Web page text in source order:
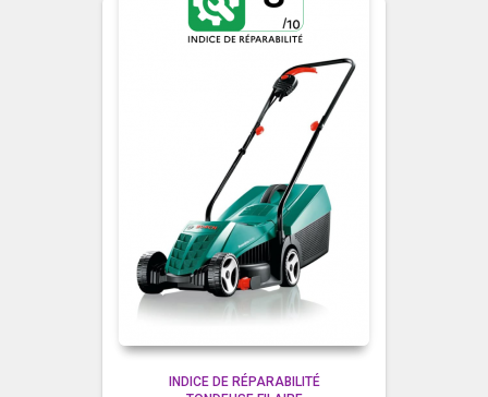
INDICE DE RÉPARABILITÉ